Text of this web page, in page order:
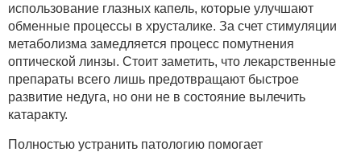
использование глазных капель, которые улучшают
обменные процессы в хрусталике. За счет стимуляции
метаболизма замедляется процесс помутнения
оптической линзы. Стоит заметить, что лекарственные
препараты всего лишь предотвращают быстрое
развитие недуга, но они не в состояние вылечить
катаракту.
Полностью устранить патологию помогает